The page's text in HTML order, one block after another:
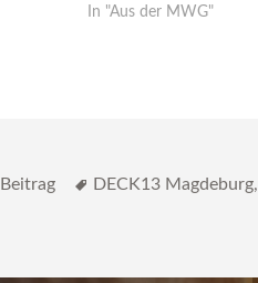
In "Aus der MWG"
Katgeorien
Beitrag Schlagwörter
DECK13 Magdeburg,